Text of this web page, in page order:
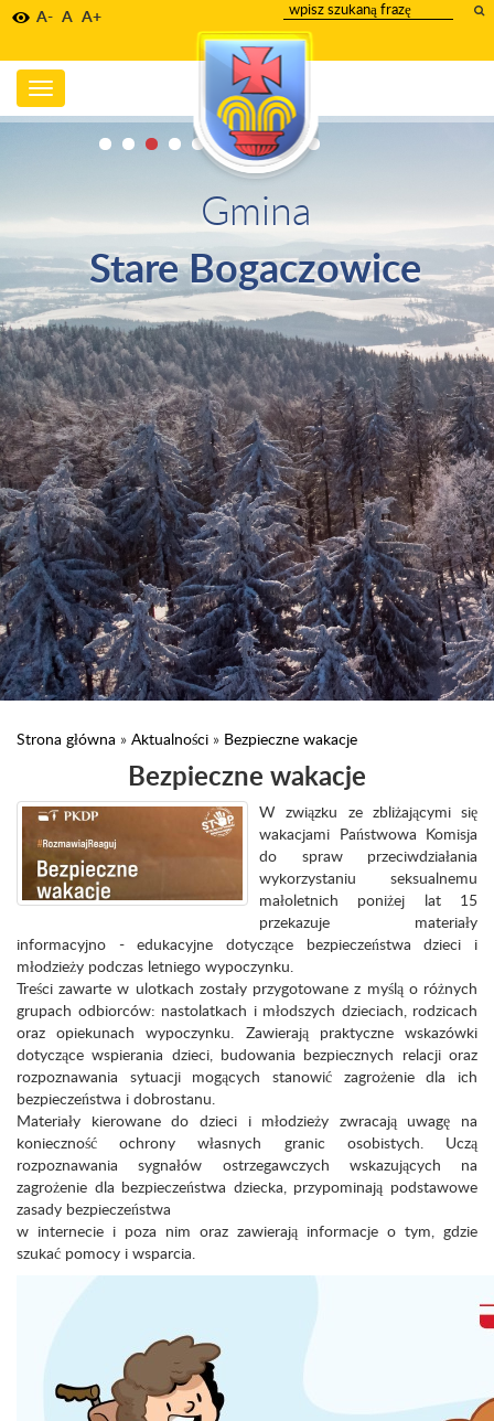
A- A A+
wpisz
szukany
tekst
Toggle
navigation
Gmina
Stare Bogaczowice
Strona główna » Aktualności » Bezpieczne wakacje
Bezpieczne wakacje
W związku ze zbliżającymi się
wakacjami Państwowa Komisja
do spraw przeciwdziałania
wykorzystaniu seksualnemu
małoletnich poniżej lat 15
przekazuje materiały
informacyjno - edukacyjne dotyczące bezpieczeństwa dzieci i
młodzieży podczas letniego wypoczynku.
Treści zawarte w ulotkach zostały przygotowane z myślą o różnych
grupach odbiorców: nastolatkach i młodszych dzieciach, rodzicach
oraz opiekunach wypoczynku. Zawierają praktyczne wskazówki
dotyczące wspierania dzieci, budowania bezpiecznych relacji oraz
rozpoznawania sytuacji mogących stanowić zagrożenie dla ich
bezpieczeństwa i dobrostanu.
Materiały kierowane do dzieci i młodzieży zwracają uwagę na
konieczność ochrony własnych granic osobistych. Uczą
rozpoznawania sygnałów ostrzegawczych wskazujących na
zagrożenie dla bezpieczeństwa dziecka, przypominają podstawowe
zasady bezpieczeństwa
w internecie i poza nim oraz zawierają informacje o tym, gdzie
szukać pomocy i wsparcia.